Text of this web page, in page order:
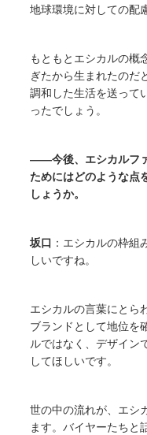
地球環境に対しての配
もともとエシカルの概
ぎたから生まれたのだ
調和した生活を送って
ったでしょう。
――今後、エシカルフ
ためにはどのような点
しょうか。
坂口 ：エシカルの枠組
しいですね。
エシカルの言葉にとら
ブランドとして地位を
ルではなく、デザイン
してほしいです。
世の中の流れが、エシ
ます。バイヤーたちと